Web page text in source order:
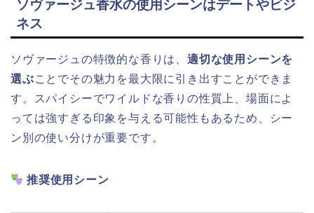
ソヴァージュ香水の使用シーンはデートやビジ
ネス
ソヴァージュの特徴的な香りは、 適切な使用シーンを
選ぶことでその魅力を最大限に引き出すことができま
す。スパイシーでワイルドな香りの性質上、場面によ
っては強すぎる印象を与える可能性もあるため、シー
ン別の使い分けが重要です。
推奨使用シーン